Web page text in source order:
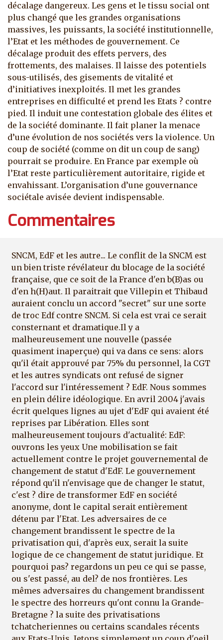
décalage dangereux. Les gens et le tissu social ont
plus changé que les grandes organisations
massives, les puissants, la société institutionnelle,
l’Etat et les méthodes de gouvernement. Ce
décalage produit des effets pervers, des
frottements, des malaises. Il laisse des potentiels
sous-utilisés, des gisements de vitalité et
d’initiatives inexploités. Il met les grandes
entreprises en difficulté et prend les Etats ? contre
pied. Il induit une contestation globale des élites et
de la société dominante. Il fait planer la menace
d’une évolution de nos sociétés vers la violence. Un
coup de société (comme on dit un coup de sang)
pourrait se produire. En France par exemple où
l’Etat reste particulièrement autoritaire, rigide et
envahissant. L’organisation d’une gouvernance
sociétale avisée devient indispensable.
Commentaires
SNCM, EdF et les autre... Le conflit de la SNCM est
un bien triste révélateur du blocage de la société
française, que ce soit de la France d'en b(B)as ou
d'en h(H)aut. Il paraitrait que Villepin et Thibaud
auraient conclu un accord "secret" sur une sorte
de troc Edf contre SNCM. Si cela est vrai ce serait
consternant et dramatique.Il y a
malheureusement une nouvelle (passée
quasiment inaperçue) qui va dans ce sens: alors
qu'il était approuvé par 75% du personnel, la CGT
et les autres syndicats ont refusé de signer
l'accord sur l'intéressement ? EdF. Nous sommes
en plein délire idéologique. En avril 2004 j'avais
écrit quelques lignes au ujet d'EdF qui avaient été
reprises par Libération. Elles sont
malheureusement toujours d'actualité: EdF:
ouvrons les yeux Une mobilisation se fait
actuellement contre le projet gouvernemental de
changement de statut d'EdF. Le gouvernement
répond qu'il n'envisage que de changer le statut,
c'est ? dire de transformer EdF en société
anonyme, dont le capital serait entièrement
détenu par l'Etat. Les adversaires de ce
changement brandissent le spectre de la
privatisation qui, d'après eux, serait la suite
logique de ce changement de statut juridique. Et
pourquoi pas? regardons un peu ce qui se passe,
ou s'est passé, au del? de nos frontières. Les
mêmes adversaires du changement brandissent
le spectre des horreurs qu'ont connu la Grande-
Bretagne ? la suite des privatisations
tchatcheriennes ou certains scandales récents